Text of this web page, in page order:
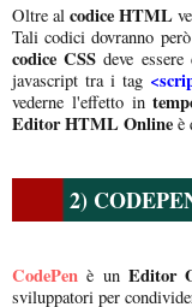
Oltre al codice HTML
Tali codici dovranno
codice CSS deve
javascript tra i tag
vederne l'effetto in
Editor HTML Online è
2)
CodePen è un Editor
sviluppatori per